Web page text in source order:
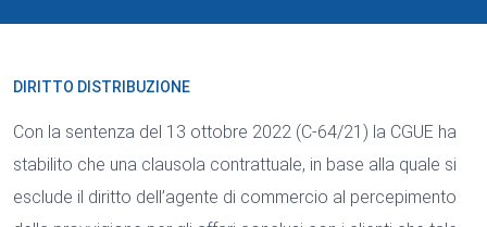
DIRITTO DISTRIBUZIONE
Con la sentenza del 13 ottobre 2022 (C-64/21) la CGUE ha
stabilito che una clausola contrattuale, in base alla quale si
esclude il diritto dell’agente di commercio al percepimento